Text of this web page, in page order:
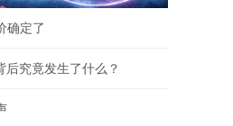
确定了
后究竟发生了什么？